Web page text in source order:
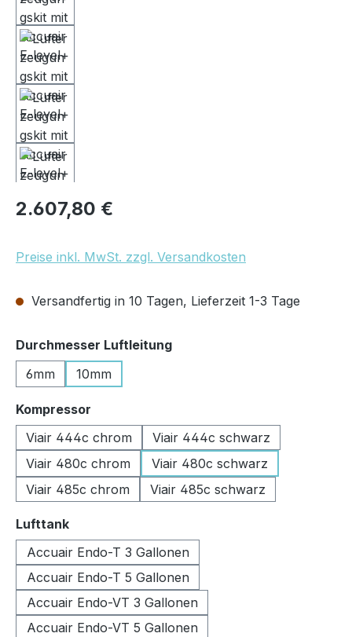
Regulärer Preis:
2.607,80 €
Preise inkl. MwSt. zzgl. Versandkosten
Versandfertig in 10 Tagen, Lieferzeit 1-3 Tage
Durchmesser Luftleitungauswählen
6mm
10mm
Kompressor
Viair 444c chrom
Viair 444c schwarz
Viair 480c chrom
Viair 480c schwarz
Viair 485c chrom
Viair 485c schwarz
Lufttankauswählen
Accuair Endo-T 3 Gallonen
Accuair Endo-T 5 Gallonen
Accuair Endo-VT 3 Gallonen
Accuair Endo-VT 5 Gallonen